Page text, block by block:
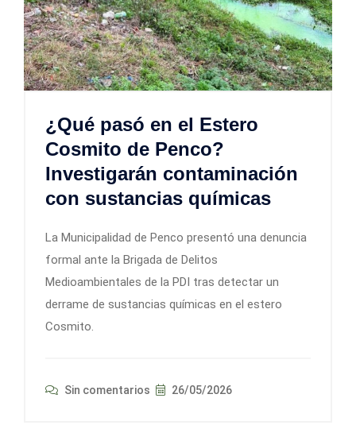
¿Qué pasó en el Estero
Cosmito de Penco?
Investigarán contaminación
con sustancias químicas
La Municipalidad de Penco presentó una denuncia
formal ante la Brigada de Delitos
Medioambientales de la PDI tras detectar un
derrame de sustancias químicas en el estero
Cosmito.
Sin comentarios 26/05/2026